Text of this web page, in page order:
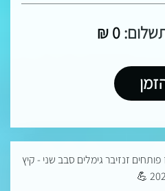
0
₪
זנזיבר גימלים סבב שני - קיץ